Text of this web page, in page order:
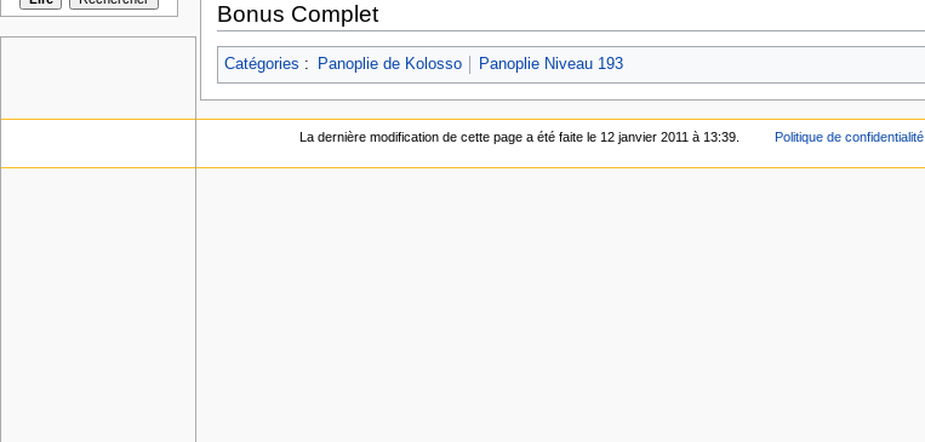
Bonus Complet
Catégories : Panoplie de Kolosso Panoplie Niveau 193
La dernière modification de cette page a été faite le 12 janvier 2011 à 13:39. Politique de confidentialité